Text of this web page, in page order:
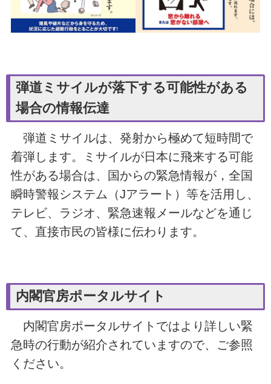
弾道ミサイルが落下する可能性がある
場合の情報伝達
弾道ミサイルは、発射から極めて短時間で
着弾します。ミサイルが日本に飛来する可能
性がある場合は、国からの緊急情報が， 全国
瞬時警報システム（Jアラート） 等を活用し、
テレビ、ラジオ、緊急速報メールなどを通じ
て、直接市民の皆様に伝わります。
内閣官房ポータルサイト
内閣官房ポータルサイトではより詳しい緊
急時の行動が紹介されていますので、ご参照
ください。